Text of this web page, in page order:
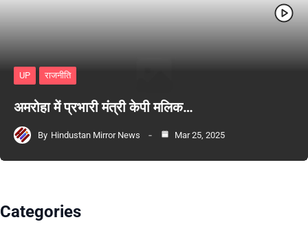
UP राजनीति
अमरोहा में प्रभारी मंत्री केपी मलिक…
By Hindustan Mirror News Mar 25, 2025
Categories